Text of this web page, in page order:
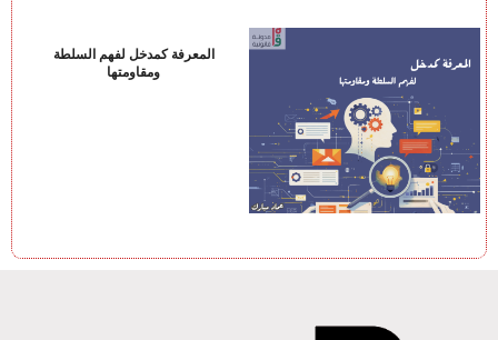
المعرفة كمدخل لفهم السلطة
ومقاومتها